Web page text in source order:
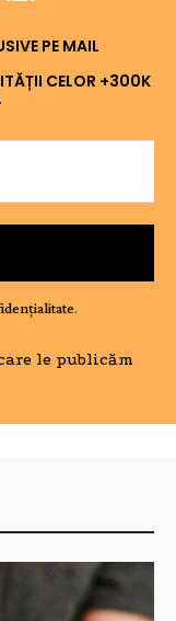
PE MAIL
CELOR +300K
.
le publicăm